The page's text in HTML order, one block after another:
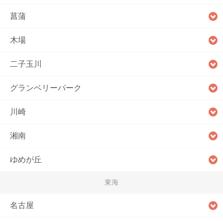
菖蒲
木場
二子玉川
グランベリーパーク
川崎
湘南
ゆめが丘
東海
名古屋